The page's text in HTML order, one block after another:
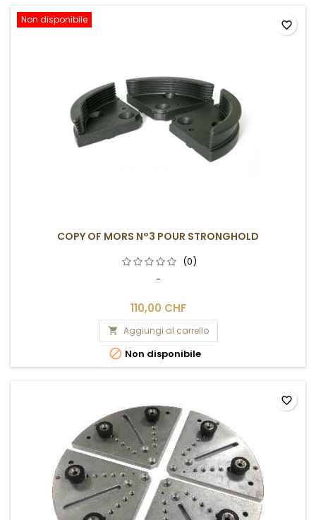
Non disponibile
COPY OF MORS N°3 POUR STRONGHOLD
(0)
-
110,00 CHF
 Aggiungi al carrello
 Non disponibile
favorite_border
favorite_border